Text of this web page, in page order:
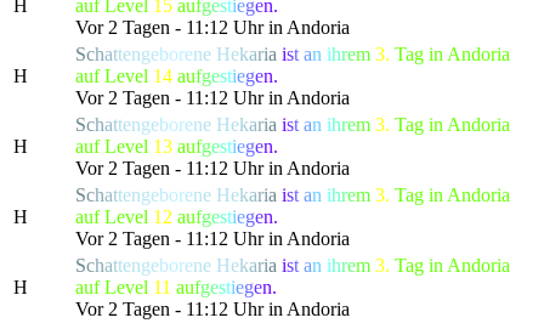
H
auf Level 15 aufgestiegen.
Vor 2 Tagen - 11:12 Uhr in Andoria
H
Schattengeborene Hekaria ist an ihrem 3. Tag in Andoria
auf Level 14 aufgestiegen.
Vor 2 Tagen - 11:12 Uhr in Andoria
H
Schattengeborene Hekaria ist an ihrem 3. Tag in Andoria
auf Level 13 aufgestiegen.
Vor 2 Tagen - 11:12 Uhr in Andoria
H
Schattengeborene Hekaria ist an ihrem 3. Tag in Andoria
auf Level 12 aufgestiegen.
Vor 2 Tagen - 11:12 Uhr in Andoria
H
Schattengeborene Hekaria ist an ihrem 3. Tag in Andoria
auf Level 11 aufgestiegen.
Vor 2 Tagen - 11:12 Uhr in Andoria